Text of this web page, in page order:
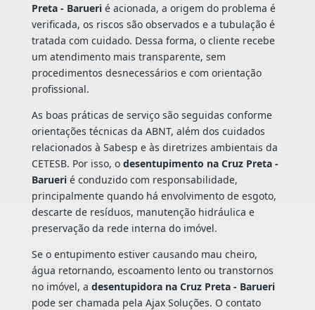
Preta - Baruerié acionada, a origem do problema é
verificada, os riscos são observados e a tubulação é
tratada com cuidado. Dessa forma, o cliente recebe
um atendimento mais transparente, sem
procedimentos desnecessários e com orientação
profissional.
As boas práticas de serviço são seguidas conforme
orientações técnicas da ABNT, além dos cuidados
relacionados à Sabesp e às diretrizes ambientais da
CETESB. Por isso, o desentupimento na Cruz Preta -
Baruerié conduzido com responsabilidade,
principalmente quando há envolvimento de esgoto,
descarte de resíduos, manutenção hidráulica e
preservação da rede interna do imóvel.
Se o entupimento estiver causando mau cheiro,
água retornando, escoamento lento ou transtornos
no imóvel, a desentupidora na Cruz Preta - Barueri
pode ser chamada pela Ajax Soluções. O contato